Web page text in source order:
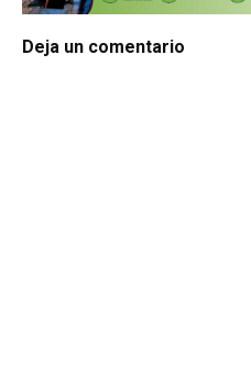
Deja un comentario